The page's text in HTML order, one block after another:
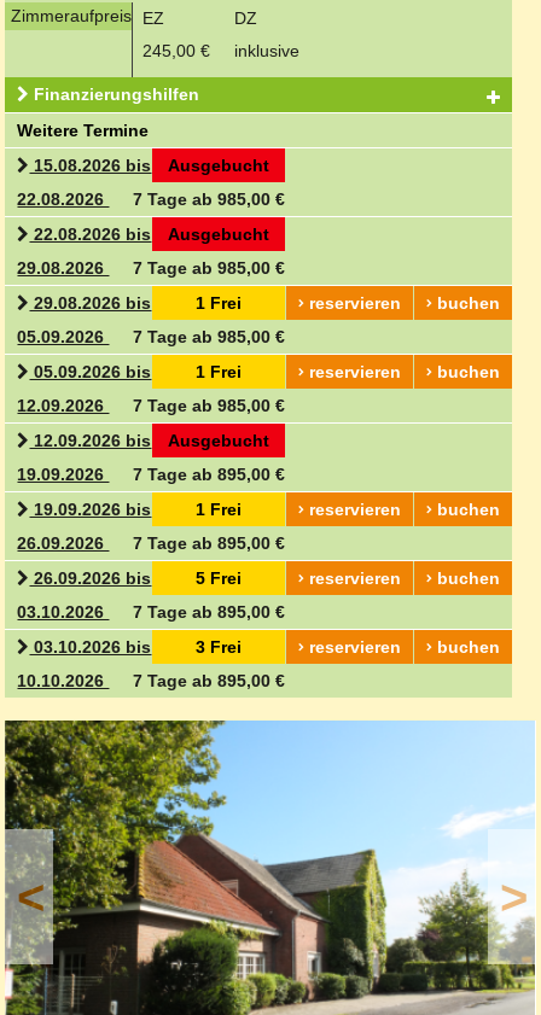
Zimmeraufpreis EZ
DZ
245,00 €
inklusive
Finanzierungshilfen
Weitere Termine
Ausgebucht
15.08.2026 bis
22.08.2026
7 Tage ab 985,00 €
Ausgebucht
22.08.2026 bis
29.08.2026
7 Tage ab 985,00 €
buchen
reservieren
1 Frei
29.08.2026 bis
05.09.2026
7 Tage ab 985,00 €
buchen
reservieren
1 Frei
05.09.2026 bis
12.09.2026
7 Tage ab 985,00 €
Ausgebucht
12.09.2026 bis
19.09.2026
7 Tage ab 895,00 €
buchen
reservieren
1 Frei
19.09.2026 bis
26.09.2026
7 Tage ab 895,00 €
buchen
reservieren
5 Frei
26.09.2026 bis
03.10.2026
7 Tage ab 895,00 €
buchen
reservieren
3 Frei
03.10.2026 bis
10.10.2026
7 Tage ab 895,00 €
< >